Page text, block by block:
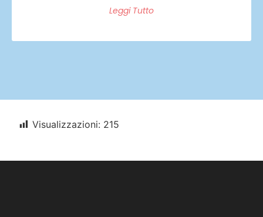
Leggi Tutto
Visualizzazioni: 215